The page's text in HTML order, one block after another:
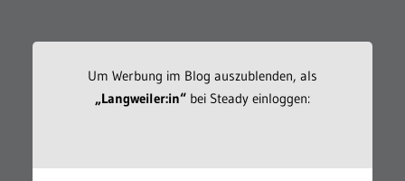
Um Werbung im Blog auszublenden, als
„Langweiler:in“bei Steady einloggen: